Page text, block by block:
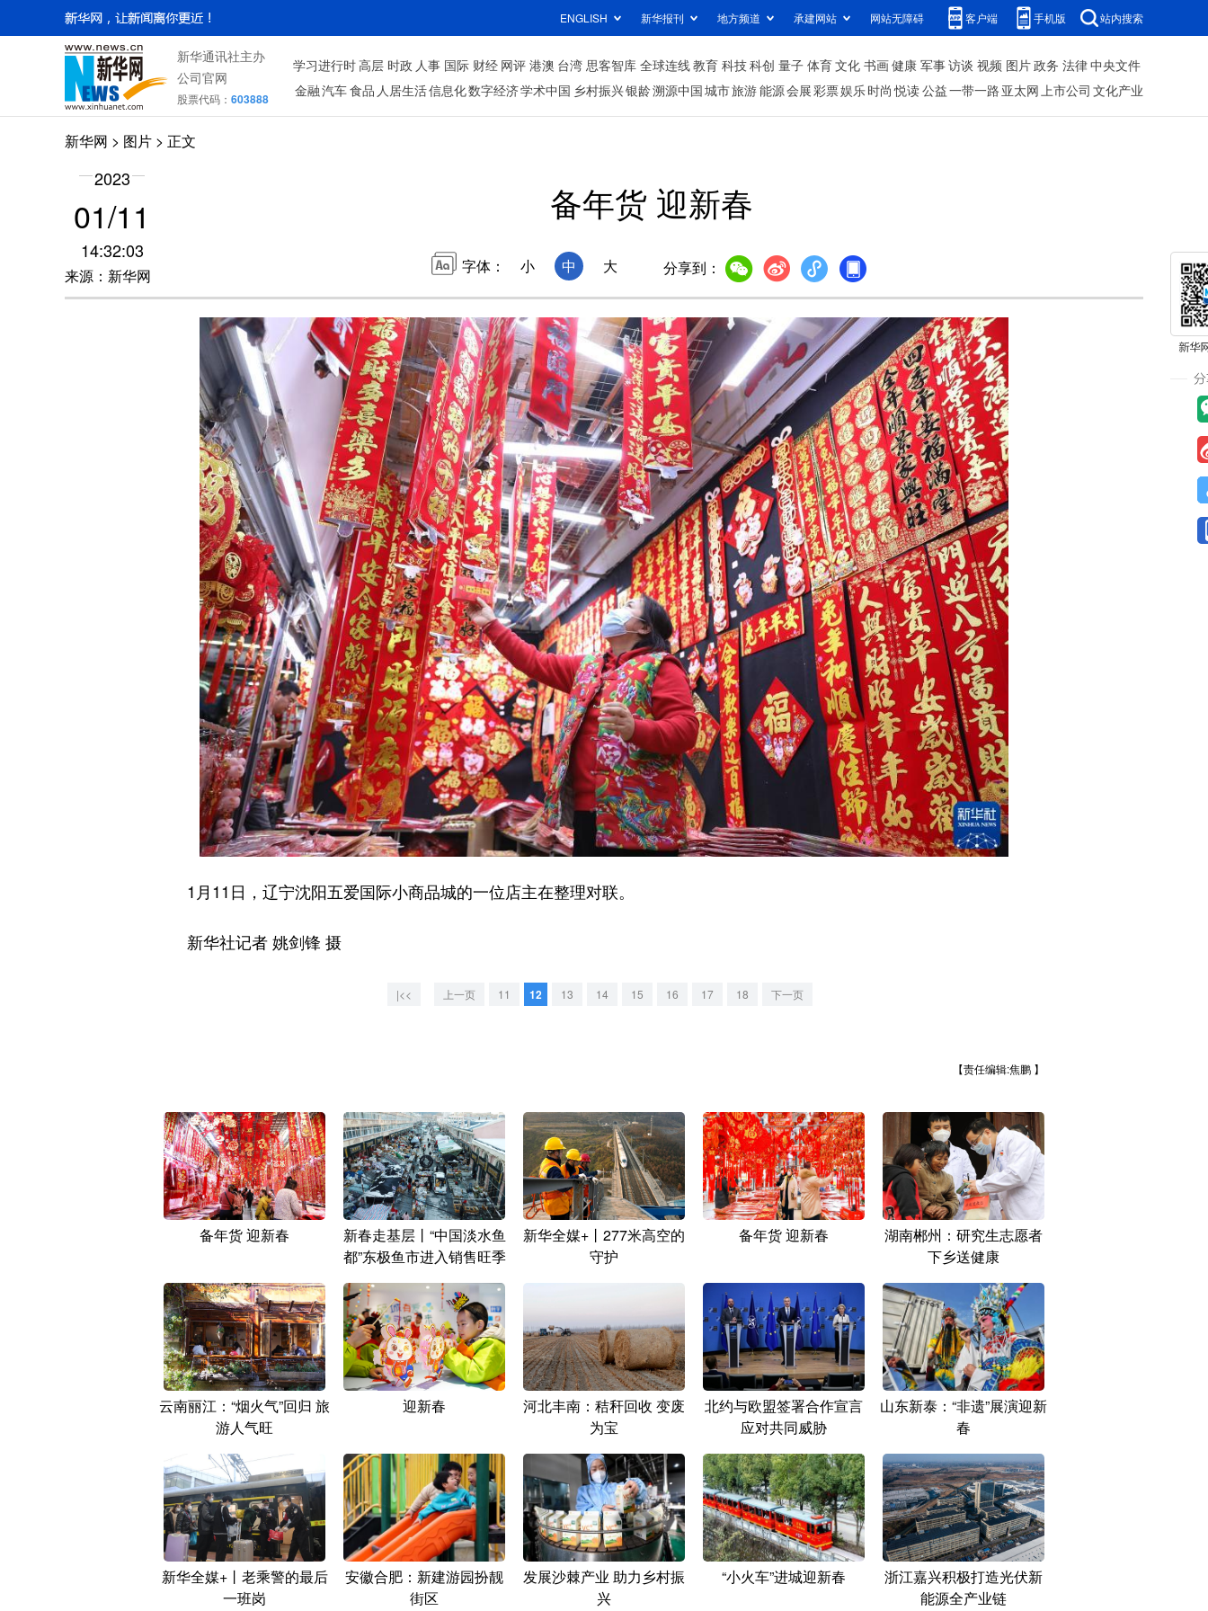
ENGLISH 新华报刊 地方频道 承建网站 网站无障碍 客户端 手机版 站内搜索
新华通讯社主办
公司官网
股票代码： 603888
学习进行时高层 时政 人事 国际 财经 网评 港澳 台湾 思客智库 全球连线教育 科技科创 量子 体育文化 书画健康 军事访谈 视频 图片政务 法律中央文件
金融汽车食品 人居生活信息化数字经济学术中国 乡村振兴银龄溯源中国城市旅游能源会展彩票娱乐时尚 悦读公益一带一路 亚太网上市公司 文化产业
新华网 > 图片 > 正文
2023
01/11
14:32:03
来源：新华网
备年货 迎新春
字体： 小 中 大 分享到：
1月11日，辽宁沈阳五爱国际小商品城的一位店主在整理对联。
新华社记者 姚剑锋 摄
|<< 上一页 11 12 13 14 15 16 17 18 下一页
【责任编辑:焦鹏 】
备年货 迎新春
新春走基层丨“中国淡水鱼
都”东极鱼市进入销售旺季
新华全媒+丨277米高空的
守护
备年货 迎新春
湖南郴州：研究生志愿者
下乡送健康
云南丽江：“烟火气”回归 旅
游人气旺
迎新春
河北丰南：秸秆回收 变废
为宝
北约与欧盟签署合作宣言
应对共同威胁
山东新泰：“非遗”展演迎新
春
新华全媒+丨老乘警的最后
一班岗
安徽合肥：新建游园扮靓
街区
发展沙棘产业 助力乡村振
兴
“小火车”进城迎新春
浙江嘉兴积极打造光伏新
能源全产业链